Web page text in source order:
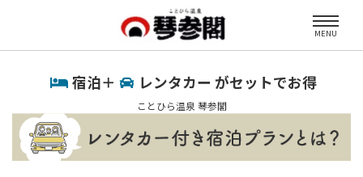
MENU
宿泊＋ レンタカー がセットでお得
ことひら温泉 琴参閣